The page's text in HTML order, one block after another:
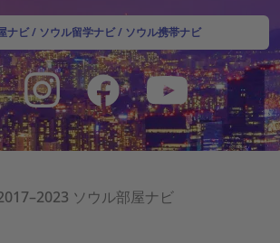
ナビ/ ソウル留学ナビ/ ソウル携帯ナビ
ソウル部屋ナビ